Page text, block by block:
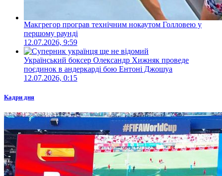
Макгрегор програв технічним нокаутом Голловею у
першому раунді
12.07.2026, 9:59
Український боксер Олександр Хижняк проведе
поєдинок в андеркарді бою Ентоні Джошуа
12.07.2026, 0:15
Кадри дня